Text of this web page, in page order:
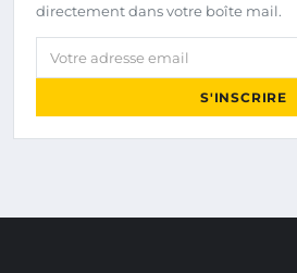
directement dans votre boîte mail.
Votre adresse email
S'INSCRIRE